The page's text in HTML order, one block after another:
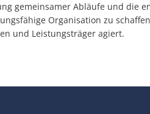
gemeinsamer Abläufe und die
Organisation zu
und Leistungsträger agiert.